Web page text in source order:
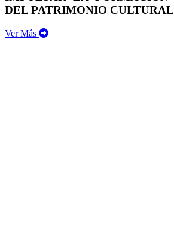
DEL PATRIMONIO CULTURAL
Ver Más